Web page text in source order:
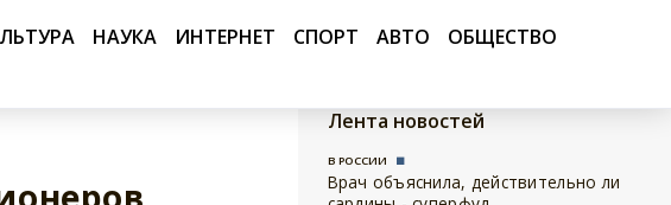
НАУКА ИНТЕРНЕТ СПОРТ АВТО ОБЩЕСТВО
Лента новостей
В РОССИИ
Врач объяснила, действительно ли